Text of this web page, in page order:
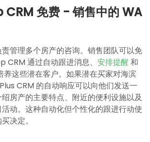
免费 - 销售中的 WA
管理多个房产的咨询。销售团队可以免
通过自动跟进消息、 安排提醒 和
养这些潜在客户。如果潜在买家对海滨
CRM 的自动响应可以向他们发送一
房产的主要特点、附近的便利设施以及
动。这种自动化但个性化的跟进行动使
决定。